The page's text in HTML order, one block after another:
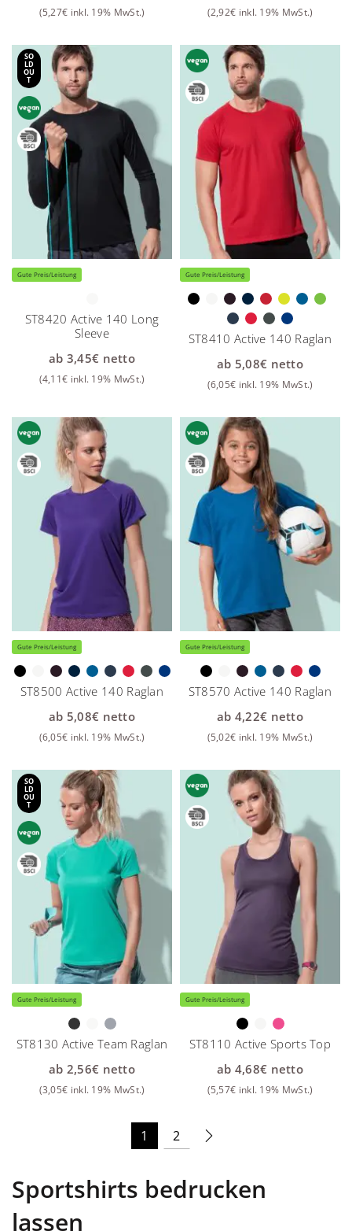
(5,27€ inkl. 19% MwSt.) (2,92€ inkl. 19% MwSt.)
SO
LD
OU
T
Gute Preis/Leistung
ST8420 Active 140 Long
Sleeve
ab 3,45€ netto
(4,11€ inkl. 19% MwSt.)
Gute Preis/Leistung
ST8410 Active 140 Raglan
ab 5,08€ netto
(6,05€ inkl. 19% MwSt.)
Gute Preis/Leistung
ST8500 Active 140 Raglan
ab 5,08€ netto
(6,05€ inkl. 19% MwSt.)
Gute Preis/Leistung
ST8570 Active 140 Raglan
ab 4,22€ netto
(5,02€ inkl. 19% MwSt.)
SO
LD
OU
T
Gute Preis/Leistung
ST8130 Active Team Raglan
ab 2,56€ netto
(3,05€ inkl. 19% MwSt.)
Gute Preis/Leistung
ST8110 Active Sports Top
ab 4,68€ netto
(5,57€ inkl. 19% MwSt.)
1 2
Sportshirts bedrucken
lassen